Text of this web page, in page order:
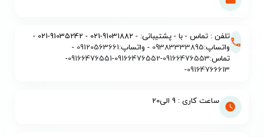
تلفن : تماس - با - پشتیبانی: - 91031882-021 - 91035242-021 -
واتساپ:09383333895 - واتساپ:09120563661
-
تماس:09166476553
-
09166476552
-
09166476551
-
09164766613
-
ساعت کاری : 9 الی20